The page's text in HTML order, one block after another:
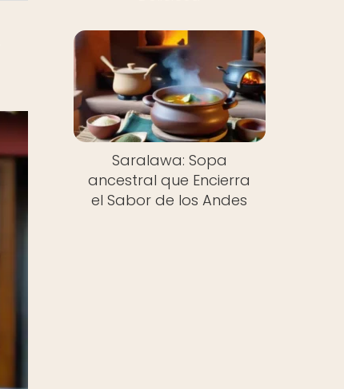
Saralawa: Sopa
ancestral que Encierra
el Sabor de los Andes